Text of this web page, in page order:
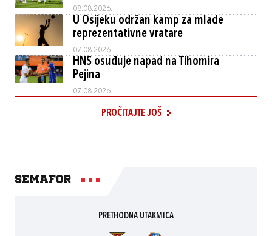
08.08.2026.
U Osijeku održan kamp za mlade
reprezentativne vratare
07.08.2026.
HNS osuđuje napad na Tihomira
Pejina
07.08.2026.
PROČITAJTE JOŠ
Semafor
PRETHODNA UTAKMICA